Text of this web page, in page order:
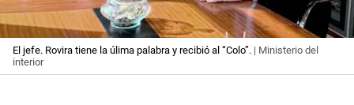
El jefe. Rovira tiene la úlima palabra y recibió al “Colo”. | Ministerio del
interior